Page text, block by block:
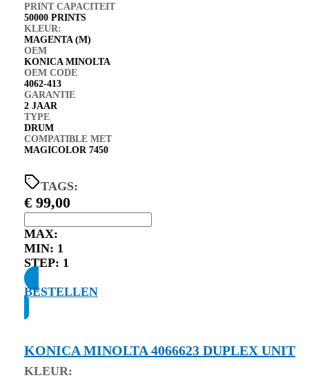
PRINT CAPACITEIT
50000 PRINTS
KLEUR:
MAGENTA (M)
OEM
KONICA MINOLTA
OEM CODE
4062-413
GARANTIE
2 JAAR
TYPE
DRUM
COMPATIBLE MET
MAGICOLOR 7450
TAGS:
€ 99,00
MAX:
MIN: 1
STEP: 1
BESTELLEN
KONICA MINOLTA 4066623 DUPLEX UNIT
KLEUR: